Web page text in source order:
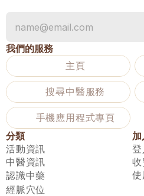
我們的服務
主頁
搜尋中醫服務
手機應用程式專頁
分類
活動資訊
中醫資訊
認識中藥
經脈穴位
收
使